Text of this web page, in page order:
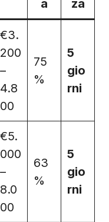
a
za
€3.
200
–
4.8
00
75
%
5
gio
rni
€5.
000
–
8.0
00
63
%
5
gio
rni